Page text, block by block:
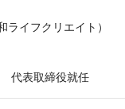
イフクリエイト）
代表取締役就任